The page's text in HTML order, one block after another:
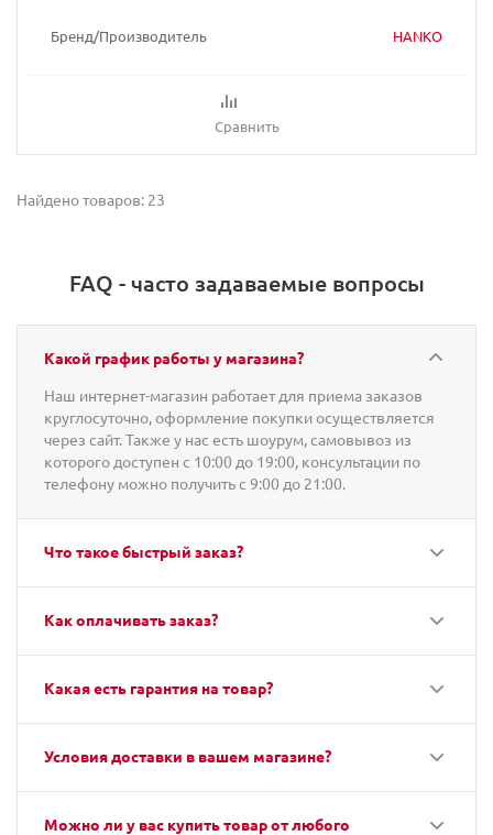
Бренд/Производитель HANKO
Сравнить
Найдено товаров: 23
FAQ - часто задаваемые вопросы
Какой график работы у магазина?
Наш интернет-магазин работает для приема заказов
круглосуточно, оформление покупки осуществляется
через сайт. Также у нас есть шоурум, самовывоз из
которого доступен с 10:00 до 19:00, консультации по
телефону можно получить с 9:00 до 21:00.
Что такое быстрый заказ?
Как оплачивать заказ?
Какая есть гарантия на товар?
Условия доставки в вашем магазине?
Можно ли у вас купить товар от любого